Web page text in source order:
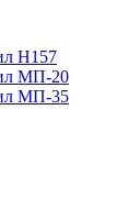
H157
МП-20
МП-35